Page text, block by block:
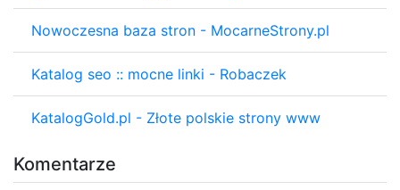
Nowoczesna baza stron - MocarneStrony.pl
Katalog seo :: mocne linki - Robaczek
KatalogGold.pl - Złote polskie strony www
Komentarze